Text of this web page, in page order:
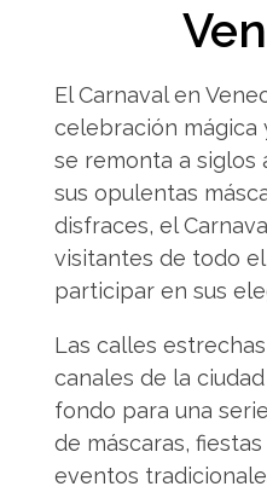
El Carnaval en
celebración mágica
se remonta a siglos
sus opulentas
disfraces, el
visitantes de todo
participar en sus
Las calles
canales de la
fondo para una
de máscaras,
eventos